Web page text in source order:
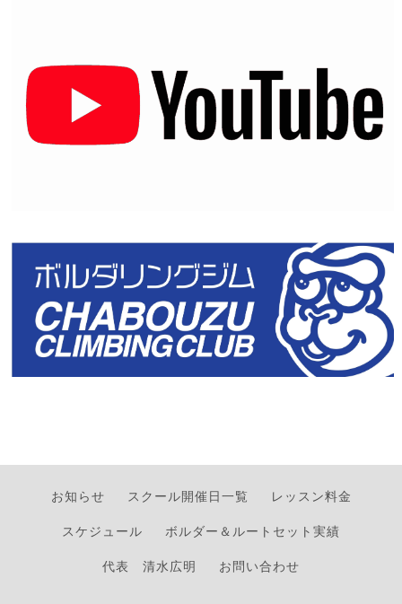
お知らせ スクール開催日一覧
レッスン料金
スケジュール
ボルダー＆ルートセット実績
代表 清水広明
お問い合わせ